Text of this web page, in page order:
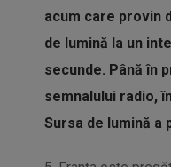
acum care provin
de lumină la un
secunde. Până în
semnalului radio,
Sursa de lumină a